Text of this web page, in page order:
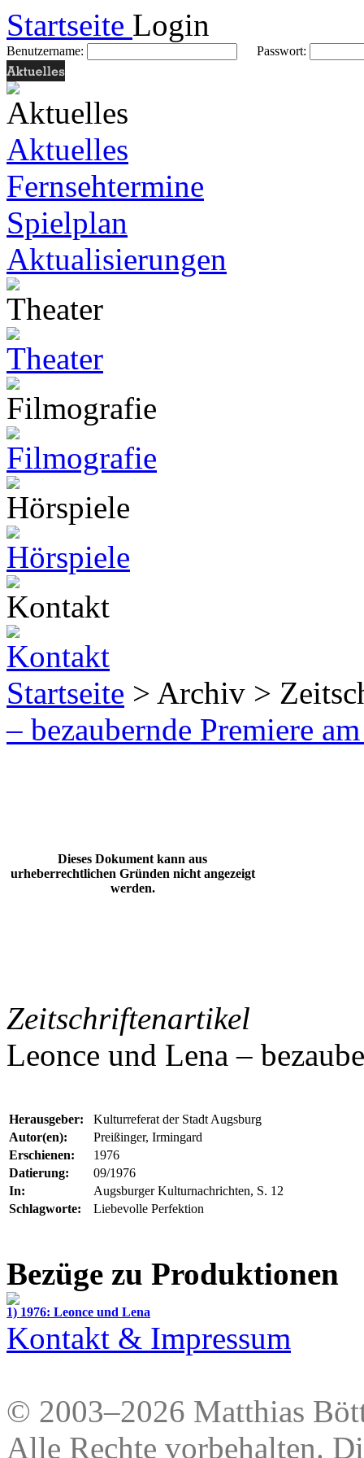
Startseite Login
Benutzername: Passwort:
Aktuelles
Fernsehtermine
Spielplan
Aktualisierungen
Startseite > Archiv >
– bezaubernde Premiere
Dieses Dokument kann aus
urheberrechtlichen Gründen nicht angezeigt
werden.
Zeitschriftenartikel
Leonce und Lena –
Herausgeber:
Kulturreferat der Stadt Augsburg
Autor(en):
Preißinger, Irmingard
Erschienen:
1976
Datierung:
09/1976
In:
Augsburger Kulturnachrichten, S. 12
Schlagworte:
Liebevolle Perfektion
Bezüge zu Produktionen
1) 1976: Leonce und Lena
Kontakt & Impressum
© 2003–2026 Matthias
Alle Rechte vorbehalten.